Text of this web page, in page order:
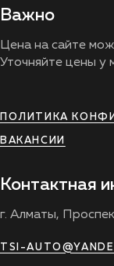
Важно
Цена на сайте
Уточняйте цены у
ПОЛИТИКА
ВАКАНСИИ
Контактная
г. Алматы,
TSI-